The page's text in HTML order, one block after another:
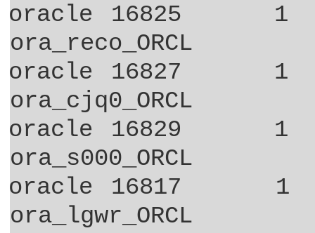
oracle 16825
1
ora_reco_ORCL
oracle 16827
1
ora_cjq0_ORCL
oracle 16829
1
ora_s000_ORCL
oracle 16817
1
ora_lgwr_ORCL